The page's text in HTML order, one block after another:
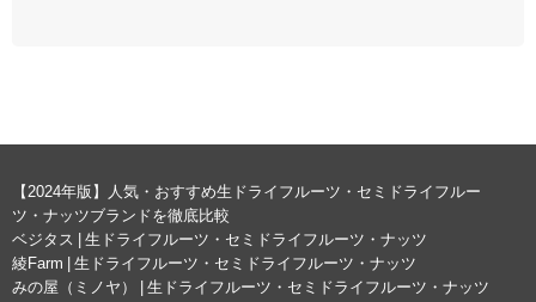
【2024年版】人気・おすすめ生ドライフルーツ・セミドライフルー
ツ・ナッツブランドを徹底比較
ベジタス | 生ドライフルーツ・セミドライフルーツ・ナッツ
綾Farm | 生ドライフルーツ・セミドライフルーツ・ナッツ
みの屋（ミノヤ） | 生ドライフルーツ・セミドライフルーツ・ナッツ